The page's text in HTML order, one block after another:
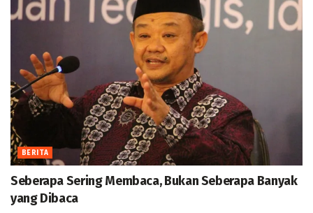
BERITA
Seberapa Sering Membaca, Bukan Seberapa Banyak
yang Dibaca